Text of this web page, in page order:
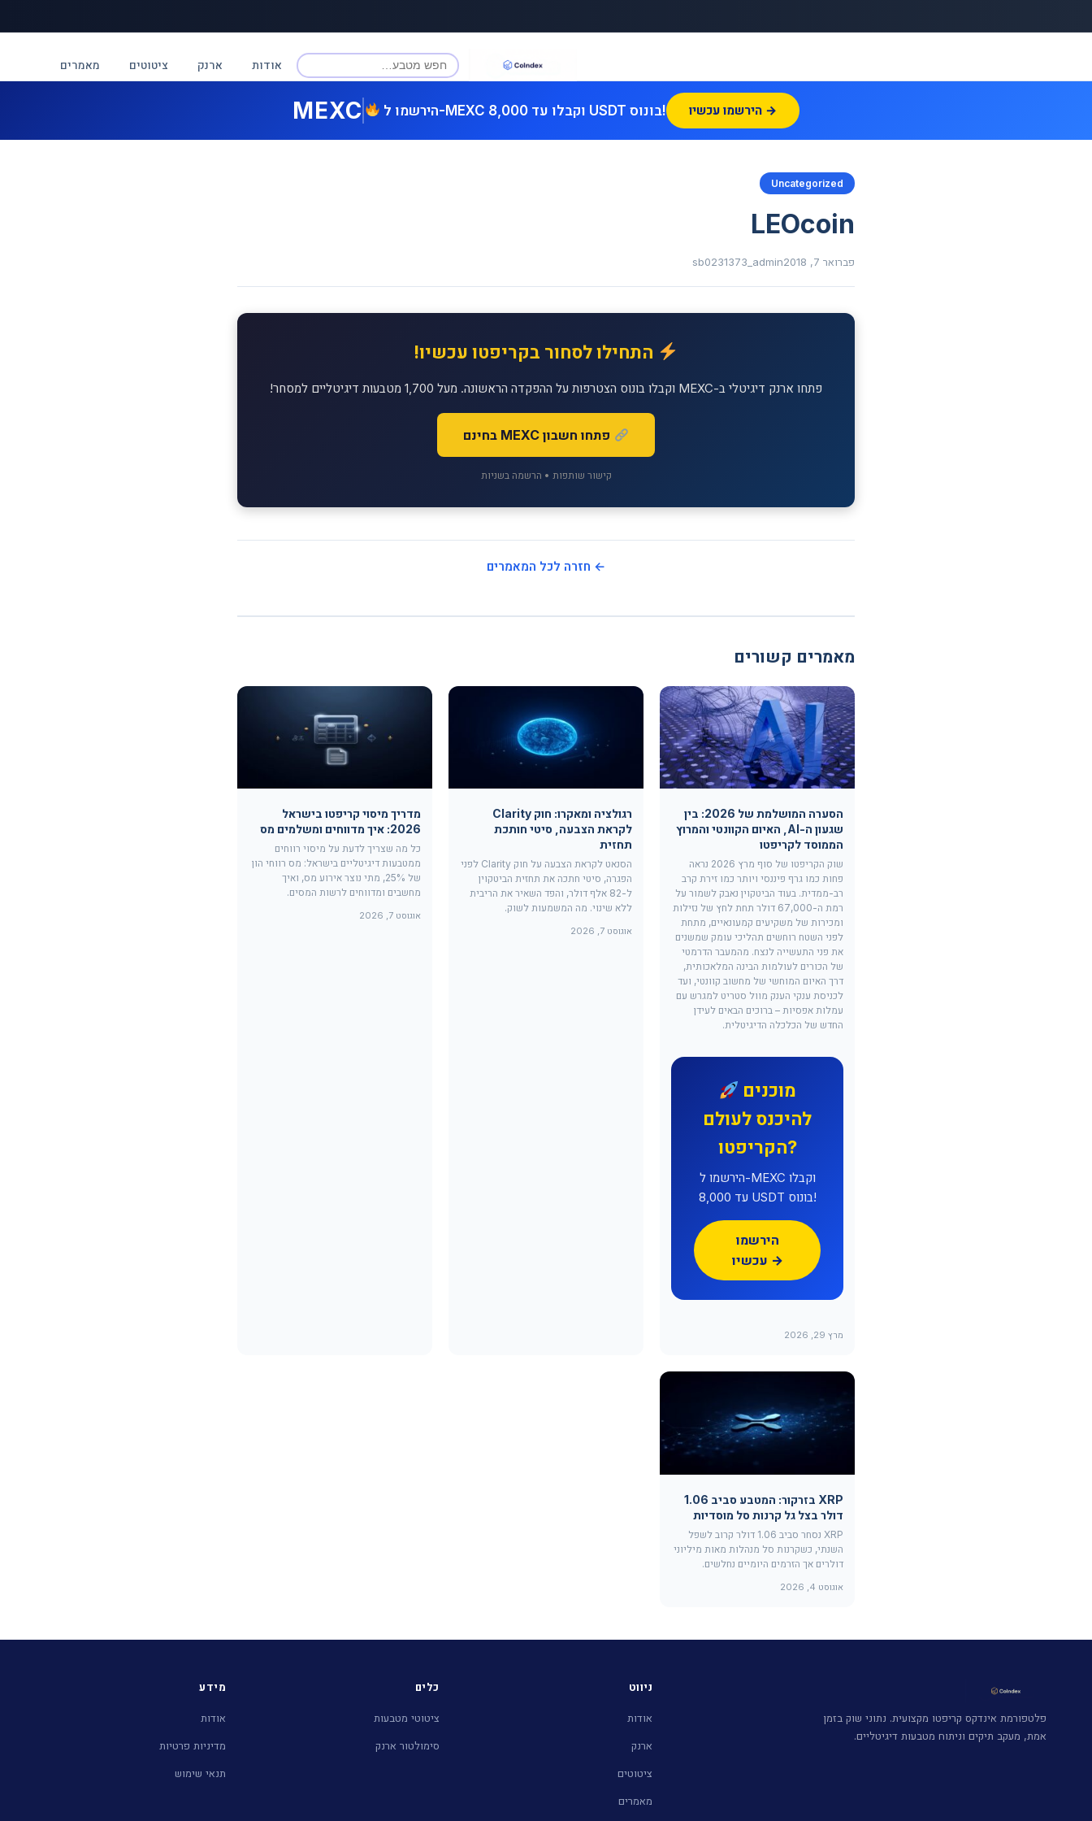
אודות ארנק ציטוטים מאמרים
MEXC הירשמו ל-MEXC וקבלו עד 8,000 USDT בונוס! הירשמו עכשיו →
Uncategorized
LEOcoin
פברואר 7, 2018 sb0231373_admin
התחילו לסחור בקריפטו עכשיו!
פתחו ארנק דיגיטלי ב-MEXC וקבלו בונוס הצטרפות על ההפקדה הראשונה. מעל 1,700 מטבעות דיגיטליים למסחר!
פתחו חשבון MEXC בחינם
קישור שותפות • הרשמה בשניות
← חזרה לכל המאמרים
מאמרים קשורים
הסערה המושלמת של 2026: בין
שגעון ה-AI, האיום הקוונטי והמרוץ
הממוסד לקריפטו
שוק הקריפטו של סוף מרץ 2026 נראה
פחות כמו גרף פיננסי ויותר כמו זירת קרב
רב-ממדית. בעוד הביטקוין נאבק לשמור על
רמת ה-67,000 דולר תחת לחץ של נזילות
ומכירות של משקיעים קמעונאיים, מתחת
לפני השטח רוחשים תהליכי עומק שמשנים
את פני התעשייה לנצח. מהמעבר הדרמטי
של הכורים לעולמות הבינה המלאכותית,
דרך האיום המוחשי של מחשוב קוונטי, ועד
לכניסת ענקי הענק מוול סטריט למגרש עם
עמלות אפסיות – ברוכים הבאים לעידן
החדש של הכלכלה הדיגיטלית.
להיכנס לעולם
הקריפטו?
הירשמו ל-MEXC וקבלו
עד 8,000 USDT בונוס!
הירשמו
עכשיו →
מרץ 29, 2026
רגולציה ומאקרו: חוק Clarity
לקראת הצבעה, סיטי חותכת
תחזית
הסנאט לקראת הצבעה על חוק Clarity לפני
הפגרה, סיטי חתכה את תחזית הביטקוין
ל-82 אלף דולר, והפד השאיר את הריבית
ללא שינוי. מה המשמעות לשוק.
אוגוסט 7, 2026
מדריך מיסוי קריפטו בישראל
2026: איך מדווחים ומשלמים מס
כל מה שצריך לדעת על מיסוי רווחים
ממטבעות דיגיטליים בישראל: מס רווחי הון
של 25%, מתי נוצר אירוע מס, ואיך
מחשבים ומדווחים לרשות המסים.
אוגוסט 7, 2026
XRP בזרקור: המטבע סביב 1.06
דולר בצל גל קרנות סל מוסדיות
XRP נסחר סביב 1.06 דולר קרוב לשפל
השנתי, כשקרנות סל מנהלות מאות מיליוני
דולרים אך הזרמים היומיים נחלשים.
אוגוסט 4, 2026
פלטפורמת אינדקס קריפטו מקצועית. נתוני שוק בזמן
אמת, מעקב תיקים וניתוח מטבעות דיגיטליים.
ניווט
אודות
ארנק
ציטוטים
מאמרים
כלים
ציטוטי מטבעות
סימולטור ארנק
מידע
אודות
מדיניות פרטיות
תנאי שימוש